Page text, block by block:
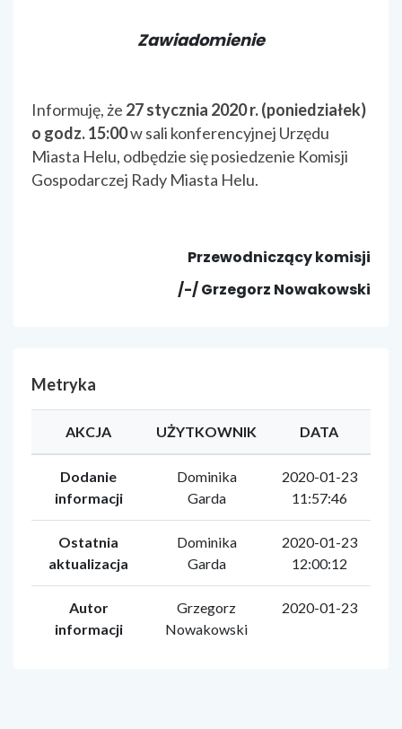
Zawiadomienie
Informuję, że 27 stycznia 2020 r. (poniedziałek)
o godz. 15:00w sali konferencyjnej Urzędu
Miasta Helu, odbędzie się posiedzenie Komisji
Gospodarczej Rady Miasta Helu.
Przewodniczący komisji
/-/ Grzegorz Nowakowski
Metryka
AKCJA UŻYTKOWNIK DATA
Dodanie
informacji
Dominika
Garda
2020-01-23
11:57:46
Ostatnia
aktualizacja
Dominika
Garda
2020-01-23
12:00:12
Autor
informacji
Grzegorz
Nowakowski
2020-01-23